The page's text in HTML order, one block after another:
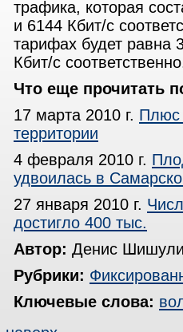
трафика, которая
и 6144 Кбит/с
тарифах будет равна
Кбит/с
Что еще прочитать
17 марта 2010 г. Плюс
территории
4 февраля 2010 г.
удвоилась в
27 января 2010 г.
достигло 400 тыс.
Автор: Денис
Рубрики:
Ключевые слова: